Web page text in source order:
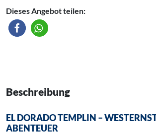
Dieses Angebot teilen:
Beschreibung
EL DORADO TEMPLIN –
ABENTEUER